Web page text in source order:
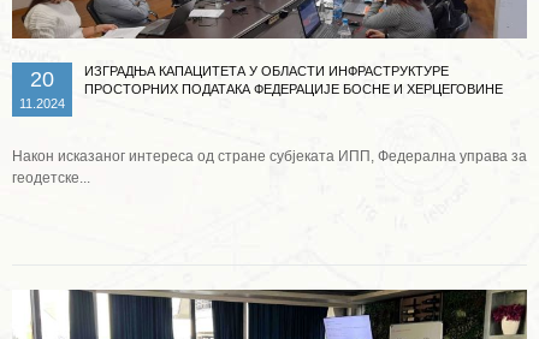
20
11.2024
ИЗГРАДЊА КАПАЦИТЕТА У ОБЛАСТИ ИНФРАСТРУКТУРЕ
ПРОСТОРНИХ ПОДАТАКА ФЕДЕРАЦИЈЕ БОСНЕ И ХЕРЦЕГОВИНЕ
Након исказаног интереса од стране субјеката ИПП, Федерална управа за
геодетске...